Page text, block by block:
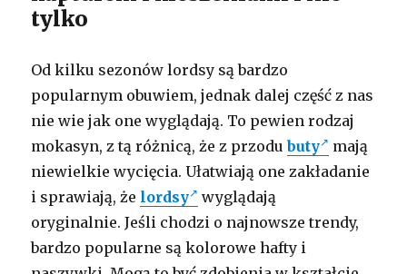
tylko
Od kilku sezonów lordsy są bardzo
popularnym obuwiem, jednak dalej część z nas
nie wie jak one wyglądają. To pewien rodzaj
mokasyn, z tą różnicą, że z przodubuty
mają
niewielkie wycięcia. Ułatwiają one zakładanie
i sprawiają, że lordsy
wyglądają
oryginalnie. Jeśli chodzi o najnowsze trendy,
bardzo popularne są kolorowe hafty i